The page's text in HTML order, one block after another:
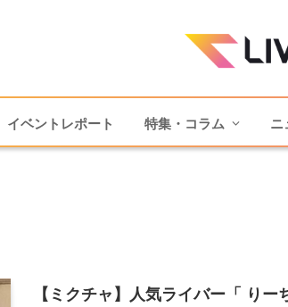
イベントレポート 特集・コラム ニ
【ミクチャ】人気ライバー「 り